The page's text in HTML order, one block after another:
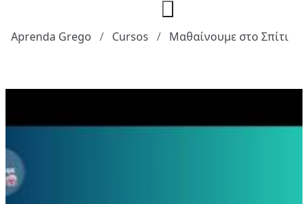
Aprenda Grego Cursos Μαθαίνουμε στο Σπίτι